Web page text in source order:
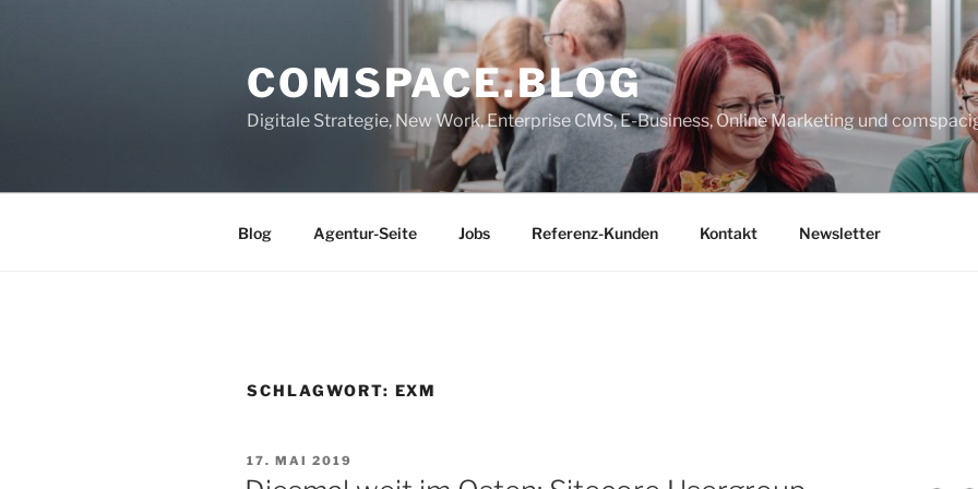
COMSPACE.BLOG
Digitale Strategie, New Work, Enterprise CMS, E-Business, Online Marketing und
Blog Agentur-Seite Jobs Referenz-Kunden Kontakt Newsletter
SCHLAGWORT: EXM
VERÖFFENTLICHT
AM
17. MAI 2019